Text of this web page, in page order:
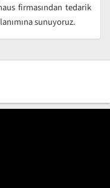
firmasından tedarik
sunuyoruz.